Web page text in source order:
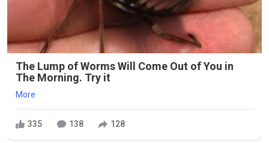
The Lump of Worms Will Come Out of You in
The Morning. Try it
More
335 138 128